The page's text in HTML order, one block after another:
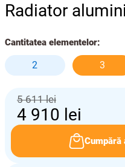
Radiator
Cantitatea elementelor:
2 3
5 611 lei
4 910 lei
Cumpără